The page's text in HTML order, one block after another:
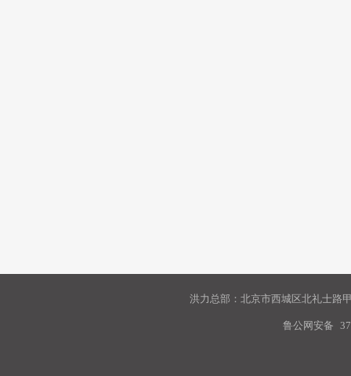
洪力总部：北京市西城区北礼士路
鲁公网安备